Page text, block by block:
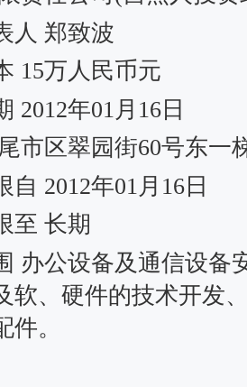
人 郑致波
15万人民币元
2012年01月16日
市区翠园街60号东一
自 2012年01月16日
至 长期
办公设备及通信设备
软、硬件的技术开发
件。